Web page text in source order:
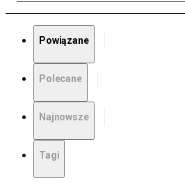
Powiązane
Polecane
Najnowsze
Tagi